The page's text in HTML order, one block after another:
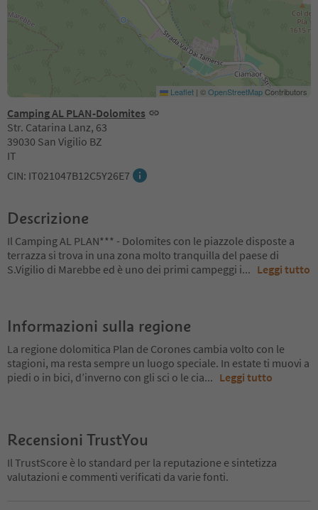
Camping AL PLAN-Dolomites
Str. Catarina Lanz, 63
39030 San Vigilio BZ
IT
CIN: IT021047B12C5Y26E7
Leaflet | ©OpenStreetMapContributors
Descrizione
Il Camping AL PLAN*** - Dolomites con le piazzole disposte a
terrazza si trova in una zona molto tranquilla del paese di
S.Vigilio di Marebbe ed è uno dei primi campeggi i... Leggi tutto
Informazioni sulla regione
La regione dolomitica Plan de Corones cambia volto con le
stagioni, ma resta sempre un luogo speciale. In estate ti muovi a
piedi o in bici, d’inverno con gli sci o le cia... Leggi tutto
Recensioni TrustYou
Il TrustScore è lo standard per la reputazione e sintetizza
valutazioni e commenti verificati da varie fonti.